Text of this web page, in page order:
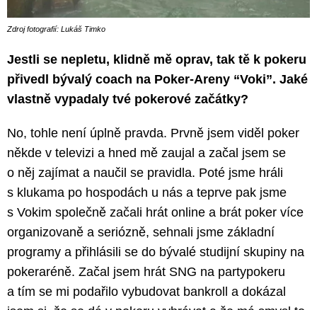
Zdroj fotografií: Lukáš Timko
Jestli se nepletu, klidně mě oprav, tak tě k pokeru
přivedl bývalý coach na Poker-Areny “Voki”. Jaké
vlastně vypadaly tvé pokerové začátky?
No, tohle není úplně pravda. Prvně jsem viděl poker
někde v televizi a hned mě zaujal a začal jsem se
o něj zajímat a naučil se pravidla. Poté jsme hráli
s klukama po hospodách u nás a teprve pak jsme
s Vokim společně začali hrát online a brát poker více
organizovaně a seriózně, sehnali jsme základní
programy a přihlásili se do bývalé studijní skupiny na
pokeraréně. Začal jsem hrát SNG na partypokeru
a tím se mi podařilo vybudovat bankroll a dokázal